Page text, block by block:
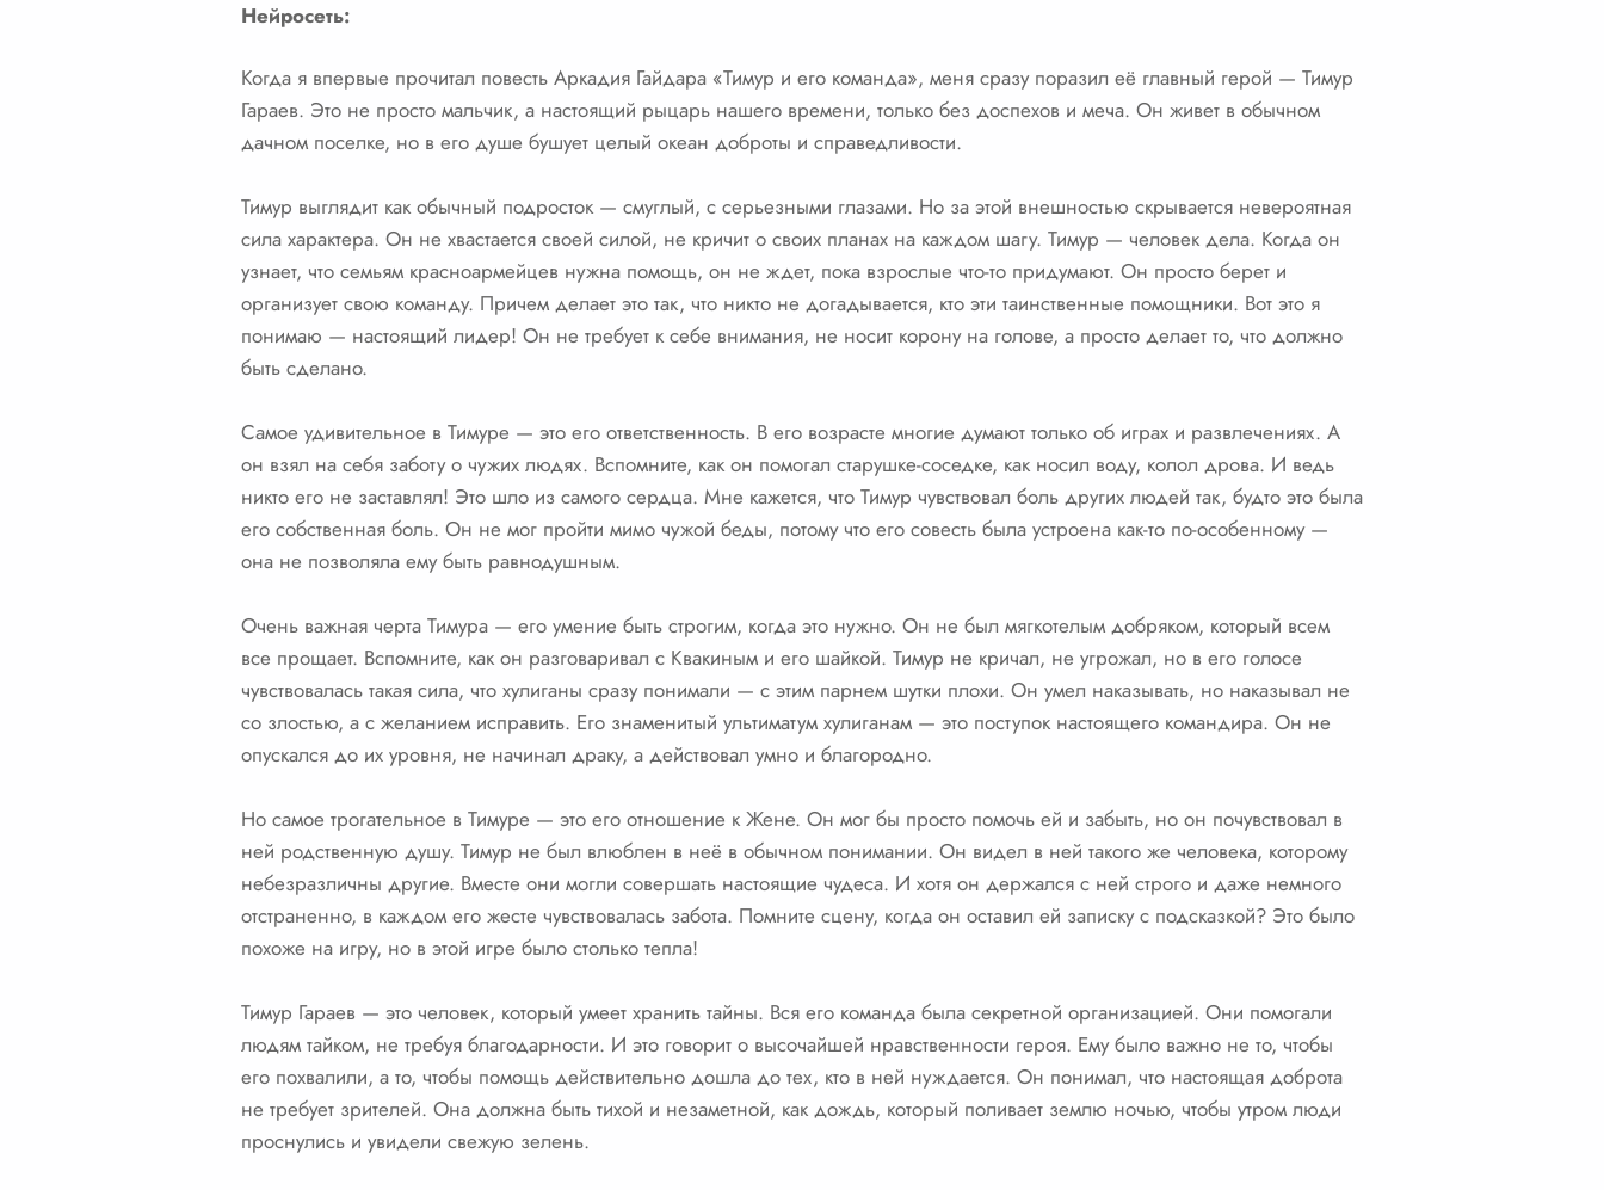
Нейросеть:
Когда я впервые прочитал повесть Аркадия Гайдара «Тимур и его команда», меня сразу поразил её главный герой — Тимур
Гараев. Это не просто мальчик, а настоящий рыцарь нашего времени, только без доспехов и меча. Он живет в обычном
дачном поселке, но в его душе бушует целый океан доброты и справедливости.
Тимур выглядит как обычный подросток — смуглый, с серьезными глазами. Но за этой внешностью скрывается невероятная
сила характера. Он не хвастается своей силой, не кричит о своих планах на каждом шагу. Тимур — человек дела. Когда он
узнает, что семьям красноармейцев нужна помощь, он не ждет, пока взрослые что-то придумают. Он просто берет и
организует свою команду. Причем делает это так, что никто не догадывается, кто эти таинственные помощники. Вот это я
понимаю — настоящий лидер! Он не требует к себе внимания, не носит корону на голове, а просто делает то, что должно
быть сделано.
Самое удивительное в Тимуре — это его ответственность. В его возрасте многие думают только об играх и развлечениях. А
он взял на себя заботу о чужих людях. Вспомните, как он помогал старушке-соседке, как носил воду, колол дрова. И ведь
никто его не заставлял! Это шло из самого сердца. Мне кажется, что Тимур чувствовал боль других людей так, будто это была
его собственная боль. Он не мог пройти мимо чужой беды, потому что его совесть была устроена как-то по-особенному —
она не позволяла ему быть равнодушным.
Очень важная черта Тимура — его умение быть строгим, когда это нужно. Он не был мягкотелым добряком, который всем
все прощает. Вспомните, как он разговаривал с Квакиным и его шайкой. Тимур не кричал, не угрожал, но в его голосе
чувствовалась такая сила, что хулиганы сразу понимали — с этим парнем шутки плохи. Он умел наказывать, но наказывал не
со злостью, а с желанием исправить. Его знаменитый ультиматум хулиганам — это поступок настоящего командира. Он не
опускался до их уровня, не начинал драку, а действовал умно и благородно.
Но самое трогательное в Тимуре — это его отношение к Жене. Он мог бы просто помочь ей и забыть, но он почувствовал в
ней родственную душу. Тимур не был влюблен в неё в обычном понимании. Он видел в ней такого же человека, которому
небезразличны другие. Вместе они могли совершать настоящие чудеса. И хотя он держался с ней строго и даже немного
отстраненно, в каждом его жесте чувствовалась забота. Помните сцену, когда он оставил ей записку с подсказкой? Это было
похоже на игру, но в этой игре было столько тепла!
Тимур Гараев — это человек, который умеет хранить тайны. Вся его команда была секретной организацией. Они помогали
людям тайком, не требуя благодарности. И это говорит о высочайшей нравственности героя. Ему было важно не то, чтобы
его похвалили, а то, чтобы помощь действительно дошла до тех, кто в ней нуждается. Он понимал, что настоящая доброта
не требует зрителей. Она должна быть тихой и незаметной, как дождь, который поливает землю ночью, чтобы утром люди
проснулись и увидели свежую зелень.